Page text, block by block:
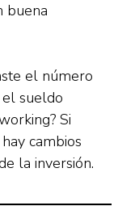
buena
el número
el sueldo
Si
cambios
la inversión.